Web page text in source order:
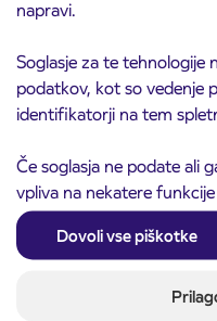
napravi.
Soglasje za te tehnologije
podatkov, kot so vedenje
identifikatorji na tem
Če soglasja ne podate ali
vpliva na nekatere
Dovoli vse piškotke
Kranj